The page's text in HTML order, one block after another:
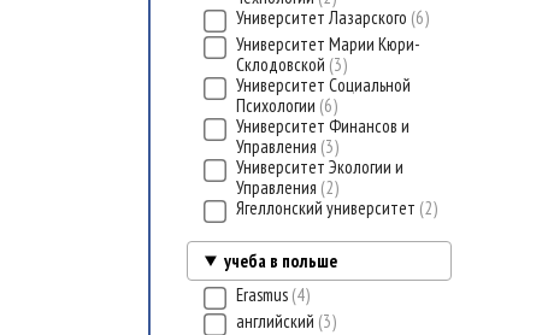
Университет Лазарского 6
Университет Марии Кюри-
Склодовской 3
Университет Социальной
Психологии 6
Университет Финансов и
Управления 3
Университет Экологии и
Управления 2
Ягеллонский университет 2
учеба в польше
Erasmus 4
английский 3